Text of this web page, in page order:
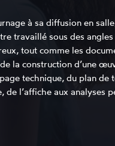
à sa diffusion en
travaillé sous des
tout comme les
la construction d’une
technique, du plan de
de l’affiche aux analyses